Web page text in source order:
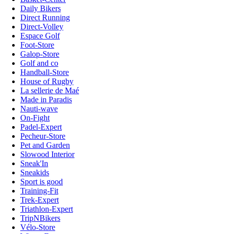
Daily Bikers
Direct Running
Direct-Volley
Espace Golf
Foot-Store
Galop-Store
Golf and co
Handball-Store
House of Rugby
La sellerie de Maé
Made in Paradis
Nauti-wave
On-Fight
Padel-Expert
Pecheur-Store
Pet and Garden
Slowood Interior
Sneak'In
Sneakids
Sport is good
Training-Fit
Trek-Expert
Triathlon-Expert
TripNBikers
Vélo-Store